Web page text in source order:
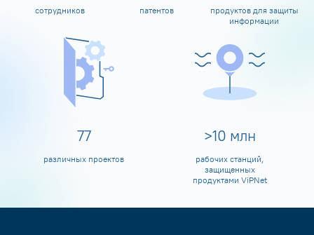
сотрудников патентов
продуктов для защиты
информации
80
различных проектов
>10 млн
рабочих станций,
защищенных
продуктами ViPNet